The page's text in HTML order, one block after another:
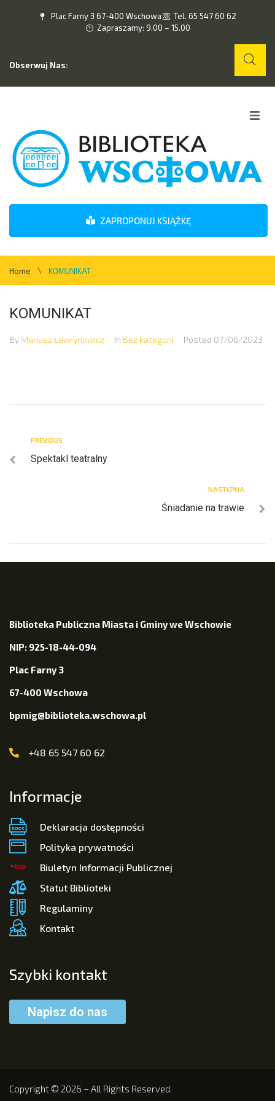
Plac Farny 3 67-400 Wschowa
Tel. 65 547 60 62
Zapraszamy: 9.00 – 15.00
Obserwuj Nas:
O nas
Wydarzenia
Kontakt
ZAPROPONUJ KSIĄŻKĘ
Home \ KOMUNIKAT
KOMUNIKAT
By Mariusz Ławrynowicz In Bez kategorii Posted 07/06/2023
PREVIOUS
Spektakl teatralny
NASTĘPNA
Śniadanie na trawie
Biblioteka Publiczna Miasta i Gminy we Wschowie
NIP: 925-18-44-094
Plac Farny 3
67-400 Wschowa
bpmig@biblioteka.wschowa.pl
+48 65 547 60 62
Informacje
Deklaracja dostępności
Polityka prywatności
Biuletyn Informacji Publicznej
Statut Biblioteki
Regulaminy
Kontakt
Szybki kontakt
Napisz do nas
Copyright © 2026 – All Rights Reserved.